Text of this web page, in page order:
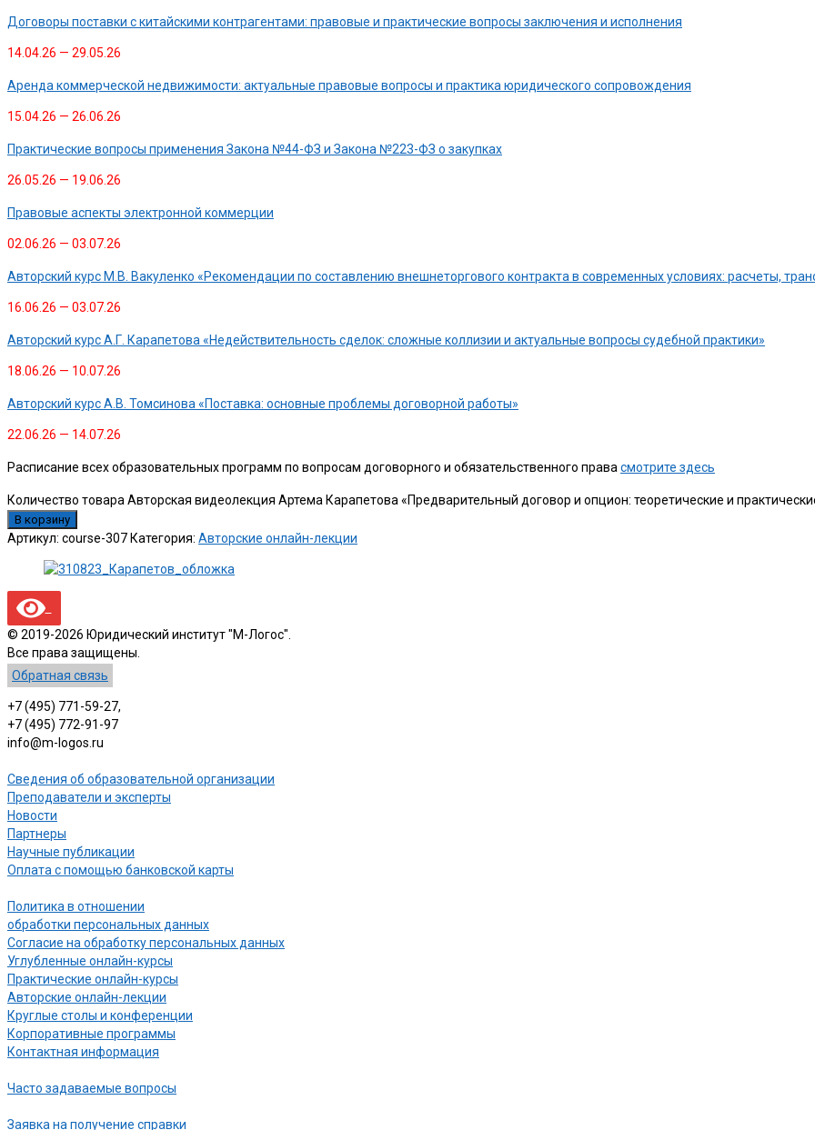
Договоры поставки с китайскими контрагентами: правовые и практические вопросы заключения и исполнения
14.04.26 — 29.05.26
Аренда коммерческой недвижимости: актуальные правовые вопросы и практика юридического сопровождения
15.04.26 — 26.06.26
Практические вопросы применения Закона №44-ФЗ и Закона №223-ФЗ о закупках
26.05.26 — 19.06.26
Правовые аспекты электронной коммерции
02.06.26 — 03.07.26
Авторский курс М.В. Вакуленко «Рекомендации по составлению внешнеторгового контракта в современных условиях: расчеты,
16.06.26 — 03.07.26
Авторский курс А.Г. Карапетова «Недействительность сделок: сложные коллизии и актуальные вопросы судебной практики»
18.06.26 — 10.07.26
Авторский курс А.В. Томсинова «Поставка: основные проблемы договорной работы»
22.06.26 — 14.07.26
Расписание всех образовательных программ по вопросам договорного и обязательственного права смотрите здесь
Количество товара Авторская видеолекция Артема Карапетова «Предварительный договор и опцион: теоретические и
В корзину
Артикул: course-307 Категория: Авторские онлайн-лекции
© 2019-2026 Юридический институт "М-Логос".
Все права защищены.
Обратная связь
+7 (495) 771-59-27,
+7 (495) 772-91-97
info@m-logos.ru
Сведения об образовательной организации
Преподаватели и эксперты
Новости
Партнеры
Научные публикации
Оплата с помощью банковской карты
Политика в отношении
обработки персональных данных
Согласие на обработку персональных данных
Углубленные онлайн-курсы
Практические онлайн-курсы
Авторские онлайн-лекции
Круглые столы и конференции
Корпоративные программы
Контактная информация
Часто задаваемые вопросы
Заявка на получение справки